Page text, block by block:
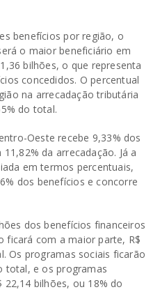
benefícios por região, o
o maior beneficiário em
bilhões, o que representa
concedidos. O percentual
na arrecadação tributária
do total.
Oeste recebe 9,33% dos
da arrecadação. Já a
em termos percentuais,
dos benefícios e concorre
dos benefícios financeiros
ficará com a maior parte, R$
Os programas sociais ficarão
total, e os programas
bilhões, ou 18% do